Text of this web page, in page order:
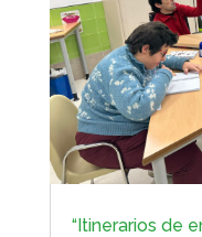
“Itinerarios de